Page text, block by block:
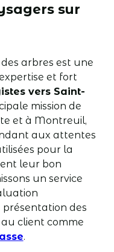
sur
arbres est une
et fort
vers Saint-
mission de
et à Montreuil,
aux attentes
pour la
leur bon
un service
des
client comme
.